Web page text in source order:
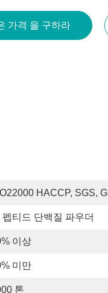
가격 을 구하라
HACCP, SGS,
펩티드 단백질 파우더
이상
미만
톤